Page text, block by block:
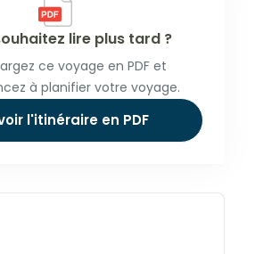
lire plus tard ?
ce voyage en PDF et
à planifier votre voyage.
l'itinéraire en PDF